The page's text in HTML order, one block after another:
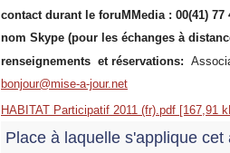
contact durant le foruMMedia : 00(41) 77
nom Skype (pour les échanges à
renseignements et réservations:
bonjour@mise-a-jour.net
HABITAT Participatif 2011 (fr).pdf [167,91
Place à laquelle s'applique cet